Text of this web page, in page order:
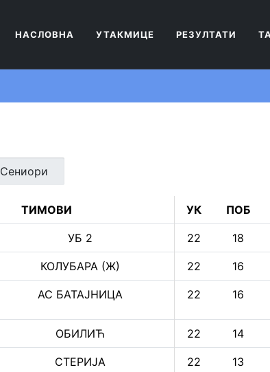
НАСЛОВНА УТАКМИЦЕ РЕЗУЛТАТИ
Сениори
ТИМОВИ УК ПОБ
УБ 2 22 18
КОЛУБАРА (Ж) 22 16
АС БАТАЈНИЦА 22 16
ОБИЛИЋ 22 14
СТЕРИЈА 22 13